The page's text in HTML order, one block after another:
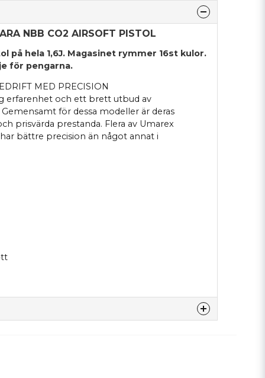
NBB CO2 AIRSOFT PISTOL
på hela 1,6J. Magasinet rymmer 16st kulor.
för pengarna.
MED PRECISION
erfarenhet och ett brett utbud av
för dessa modeller är deras
prisvärda prestanda. Flera av Umarex
bättre precision än något annat i